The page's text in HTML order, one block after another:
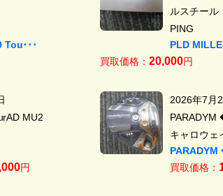
Tou･･･
ルスチール
PING
PLD
買取価格： 20,000円
MU2
円
2026年7月
キャロウェ
買取価格：